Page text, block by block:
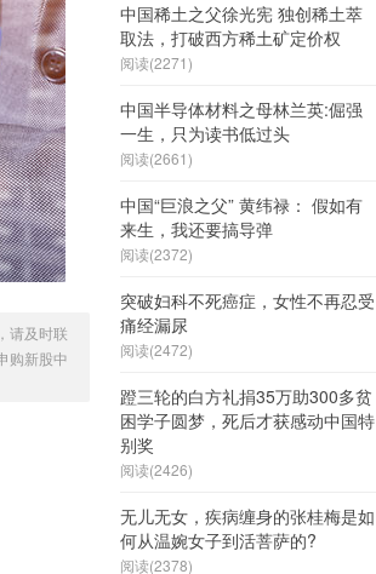
请及时联
购新股中
中国稀土之父徐光宪 独创稀土萃
取法，打破西方稀土矿定价权
阅读(2271)
中国半导体材料之母林兰英:倔强
一生，只为读书低过头
阅读(2661)
中国“巨浪之父” 黄纬禄： 假如有
来生，我还要搞导弹
阅读(2372)
突破妇科不死癌症，女性不再忍受
痛经漏尿
阅读(2472)
蹬三轮的白方礼捐35万助300多贫
困学子圆梦，死后才获感动中国特
别奖
阅读(2426)
无儿无女，疾病缠身的张桂梅是如
何从温婉女子到活菩萨的?
阅读(2378)